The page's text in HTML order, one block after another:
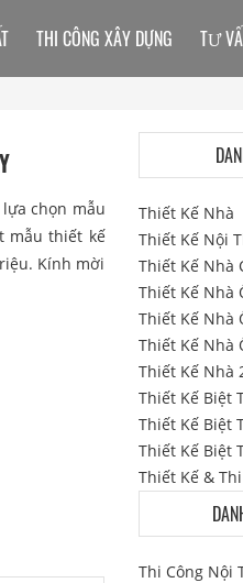
chọn mẫu
mẫu thiết kế
Kính mời
THI CÔNG XÂY DỰNG TƯ
Thiết Kế Nhà
Thiết Kế Nội
Thiết Kế Nhà
Thiết Kế Nhà
Thiết Kế Nhà
Thiết Kế Nhà
Thiết Kế Nhà
Thiết Kế Biệt
Thiết Kế Biệt
Thiết Kế Biệt
Thiết Kế &
Thi Công Nội